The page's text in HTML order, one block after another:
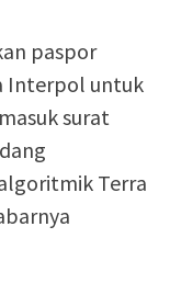
paspor
Interpol untuk
surat
Terra